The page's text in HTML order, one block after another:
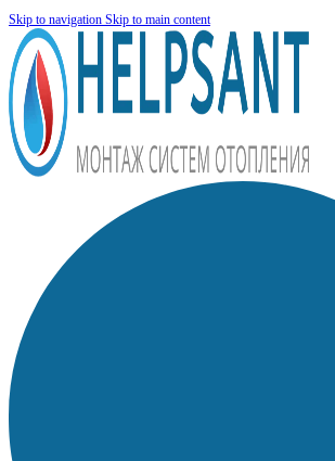
Skip to navigation Skip to main content